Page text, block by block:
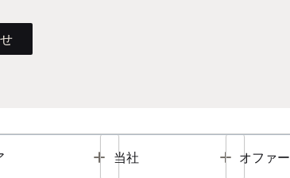
Toggle
当社 Toggle
オファー